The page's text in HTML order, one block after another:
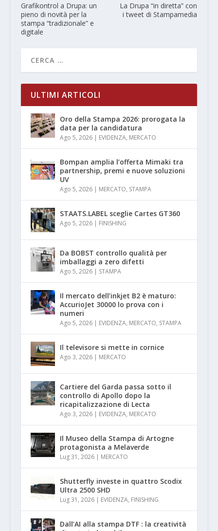
Grafikontrol a Drupa: un
pieno di novità per la
stampa “tradizionale” e
digitale
La Drupa “in diretta” con
i tweet di Stampamedia
ULTIMI ARTICOLI
Oro della Stampa 2026: prorogata la
data per la candidatura
Ago 5, 2026| EVIDENZA, MERCATO
Bompan amplia l’offerta Mimaki tra
partnership, premi e nuove soluzioni
UV
Ago 5, 2026| MERCATO, STAMPA
STAATS.LABEL sceglie Cartes GT360
Ago 5, 2026| FINISHING
Da BOBST controllo qualità per
imballaggi a zero difetti
Ago 5, 2026| STAMPA
Il mercato dell’inkjet B2 è maturo:
AccurioJet 30000 lo prova con i
numeri
Ago 5, 2026| EVIDENZA, MERCATO, STAMPA
Il televisore si mette in cornice
Ago 3, 2026| MERCATO
Cartiere del Garda passa sotto il
controllo di Apollo dopo la
ricapitalizzazione di Lecta
Ago 3, 2026| EVIDENZA, MERCATO
Il Museo della Stampa di Artogne
protagonista a Melaverde
Lug 31, 2026| MERCATO
Shutterfly investe in quattro Scodix
Ultra 2500 SHD
Lug 31, 2026| EVIDENZA, FINISHING
Dall’AI alla stampa DTF : la creatività